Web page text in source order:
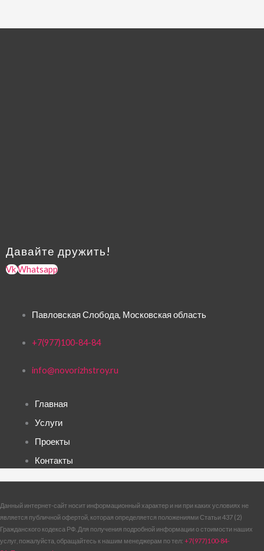
Давайте дружить!
VkWhatsapp
Павловская Слобода, Московская область
+7(977)100-84-84
info@novorizhstroy.ru
Главная
Услуги
Проекты
Контакты
Данный интернет-сайт носит информационный характер и ни при каких условиях не
является публичной офертой, которая определяется положениями Статьи 437 (2)
Гражданского кодекса РФ. Для получения подробной информации о стоимости наших
услуг, пожалуйста, обращайтесь к нашим менеджерам по тел: +7(977)100-84-